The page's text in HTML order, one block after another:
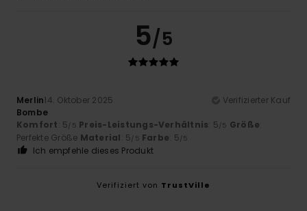
5/5
Merlin14. Oktober 2025
Verifizierter Kauf
Bombe
Komfort: 5 /5 Preis-Leistungs-Verhältnis: 5 /5 Größe:
Perfekte Größe Material: 5 /5 Farbe: 5 /5
Ich empfehle dieses Produkt
Verifiziert von TrustVille